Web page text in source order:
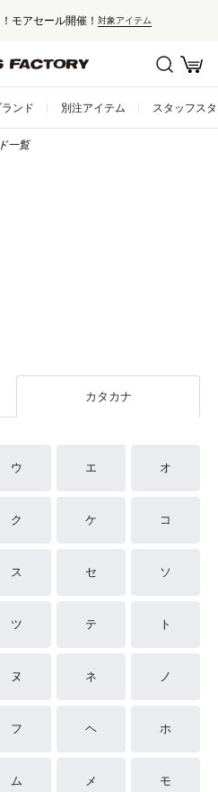
モアセール開催！ 対象アイテム
ランド 別注アイテム スタッフス
一覧
カタカナ
ウ エ オ
ク ケ コ
ス セ ソ
ツ テ ト
ヌ ネ ノ
フ ヘ ホ
ム メ モ